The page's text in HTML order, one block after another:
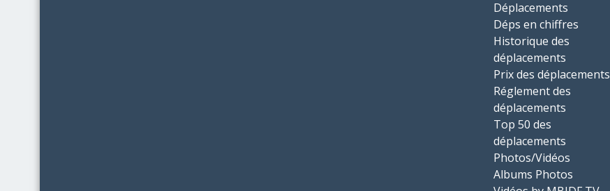
Déplacements
Déps en chiffres
Historique des
déplacements
Prix des déplacements
Réglement des
déplacements
Top 50 des
déplacements
Photos/Vidéos
Albums Photos